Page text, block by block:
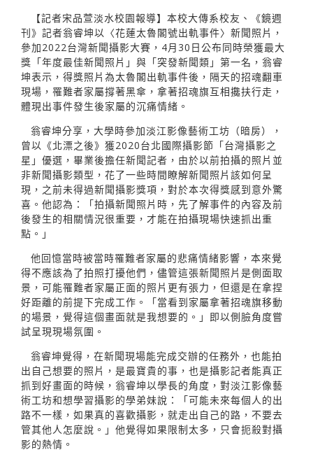
【記者宋品萱淡水校園報導】本校大傳系校友、《鏡週
刊》記者翁睿坤以〈花蓮太魯閣號出軌事件〉新聞照片，
參加2022台灣新聞攝影大賽，4月30日公布同時榮獲最大
獎「年度最佳新聞照片」與「突發新聞類」第一名，翁睿
坤表示，得獎照片為太魯閣出軌事件後，隔天的招魂翻車
現場，罹難者家屬撐著黑傘，拿著招魂旗互相攙扶行走，
體現出事件發生後家屬的沉痛情緒。
翁睿坤分享，大學時參加淡江影像藝術工坊（暗房），
曾以《北漂之後》獲2020台北國際攝影節「台灣攝影之
星」優選，畢業後擔任新聞記者，由於以前拍攝的照片並
非新聞攝影類型，花了一些時間瞭解新聞照片該如何呈
現，之前未得過新聞攝影獎項，對於本次得獎感到意外驚
喜。他認為：「拍攝新聞照片時，先了解事件的內容及前
後發生的相關情況很重要，才能在拍攝現場快速抓出重
點。」
他回憶當時被當時罹難者家屬的悲痛情緒影響，本來覺
得不應該為了拍照打擾他們，儘管這張新聞照片是側面取
景，可能罹難者家屬正面的照片更有張力，但還是在拿捏
好距離的前提下完成工作。「當看到家屬拿著招魂旗移動
的場景，覺得這個畫面就是我想要的。」即以側臉角度嘗
試呈現現場氛圍。
翁睿坤覺得，在新聞現場能完成交辦的任務外，也能拍
出自己想要的照片，是最寶貴的事，也是攝影記者能真正
抓到好畫面的時候，翁睿坤以學長的角度，對淡江影像藝
術工坊和想學習攝影的學弟妹說：「可能未來每個人的出
路不一樣，如果真的喜歡攝影，就走出自己的路，不要去
管其他人怎麼說。」他覺得如果限制太多，只會扼殺對攝
影的熱情。